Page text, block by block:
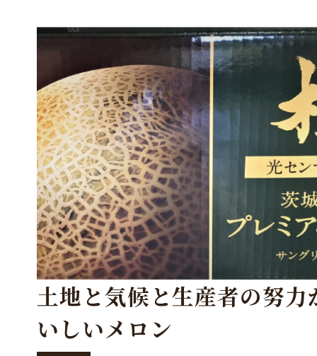
土地と気候と生産者の努力
いしいメロン